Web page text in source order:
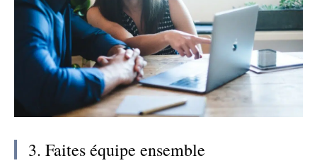
3. Faites équipe ensemble